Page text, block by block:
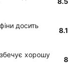
досить
8.1
хорошу
8